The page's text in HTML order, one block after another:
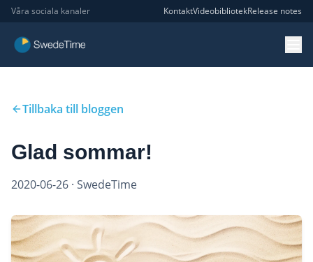
Våra sociala kanaler KontaktVideobibliotekRelease notes
Tillbaka till bloggen
Glad sommar!
2020-06-26 · SwedeTime